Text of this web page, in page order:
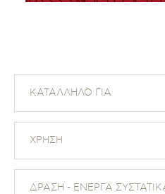
ΚΑΤΑΛΛΗΛΟ ΓΙΑ
ΧΡΗΣΗ
ΔΡΑΣΗ - ΕΝΕΡΓΑ